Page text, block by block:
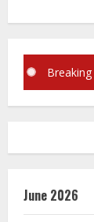
ವಚನಕ್ಕೂ
June 2026